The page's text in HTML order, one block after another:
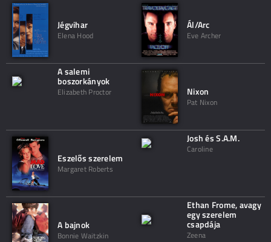
Jégvihar
Elena Hood
Ál/Arc
Eve Archer
A salemi
boszorkányok
Elizabeth Proctor Nixon
Pat Nixon
Eszelős szerelem
Margaret Roberts
Josh és S.A.M.
Caroline
A bajnok
Bonnie Waitzkin
Ethan Frome, avagy
egy szerelem
csapdája
Zeena